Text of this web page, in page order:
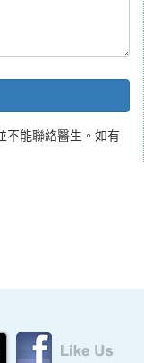
不能聯絡醫生。如有